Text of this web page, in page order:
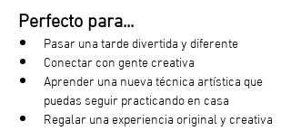
Perfecto para...
Pasar una tarde divertida y diferente
Conectar con gente creativa
Aprender una nueva técnica artística que
puedas seguir practicando en casa
Regalar una experiencia original y creativa